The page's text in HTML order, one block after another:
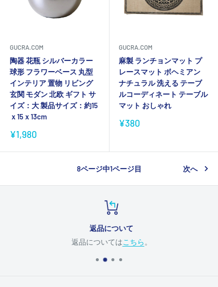
GUCRA.COM
陶器 花瓶 シルバーカラー
球形 フラワーベース 丸型
インテリア 置物 リビング
玄関 モダン 北欧 ギフト サ
イズ：大 製品サイズ：約15
ｘ15ｘ13cm
販
価
¥1,980
GUCRA.COM
麻製 ランチョンマット プ
レースマット ボヘミアン
ナチュラル 洗える テーブ
ルコーディネート テーブル
マット おしゃれ
販
格
¥380
8ページ中1ページ目 次へ
返品について
返品についてはこちら。